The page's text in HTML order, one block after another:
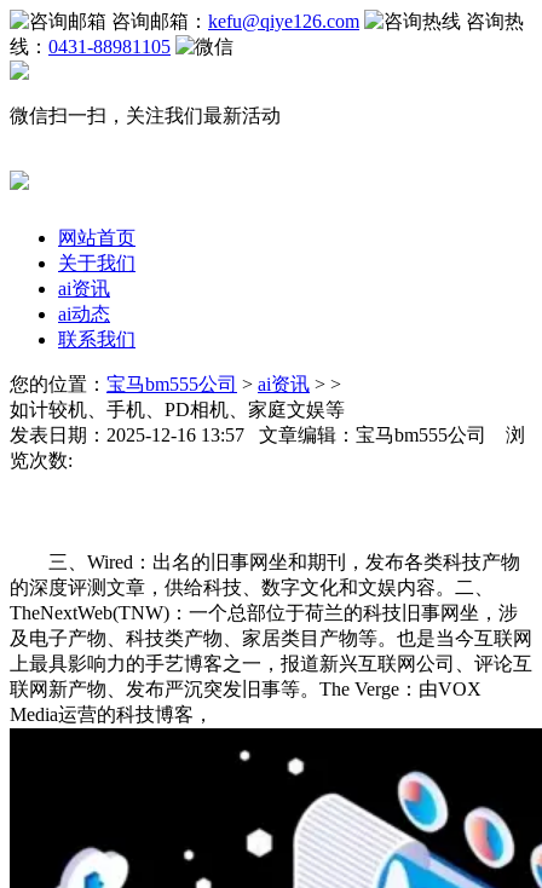
咨询邮箱： kefu@qiye126.com
咨询热
线： 0431-88981105
微信扫一扫，关注我们最新活动
网站首页
关于我们
ai资讯
ai动态
联系我们
您的位置： 宝马bm555公司 > ai资讯 > >
如计较机、手机、PD相机、家庭文娱等
发表日期：2025-12-16 13:57 文章编辑：宝马bm555公司 浏
览次数:
三、Wired：出名的旧事网坐和期刊，发布各类科技产物
的深度评测文章，供给科技、数字文化和文娱内容。二、
TheNextWeb(TNW)：一个总部位于荷兰的科技旧事网坐，涉
及电子产物、科技类产物、家居类目产物等。也是当今互联网
上最具影响力的手艺博客之一，报道新兴互联网公司、评论互
联网新产物、发布严沉突发旧事等。The Verge：由VOX
Media运营的科技博客，